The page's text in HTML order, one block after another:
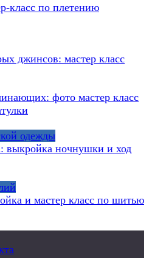
класс по плетению
джинсов: мастер класс
фото мастер класс
одежды
выкройка ночнушки и ход
и мастер класс по шитью